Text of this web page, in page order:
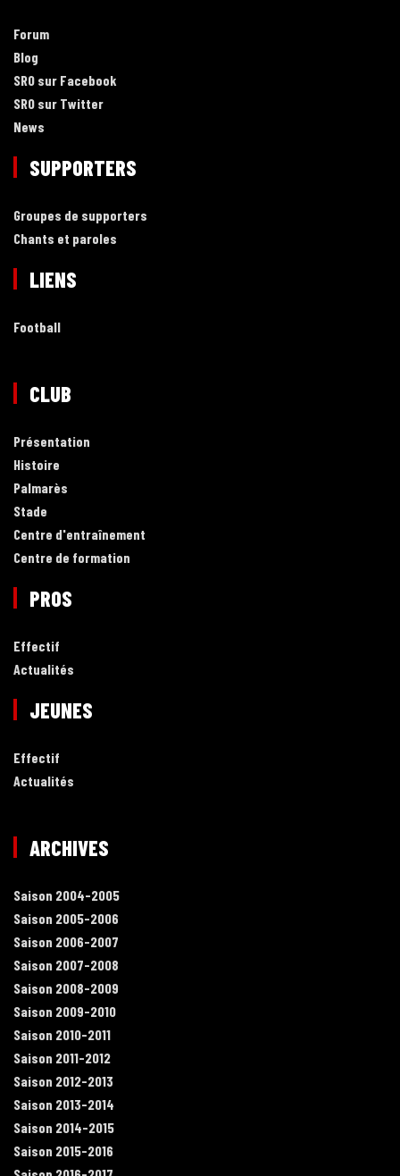
Forum
Blog
SRO sur Facebook
SRO sur Twitter
News
SUPPORTERS
Groupes de supporters
Chants et paroles
LIENS
Football
CLUB
Présentation
Histoire
Palmarès
Stade
Centre d'entraînement
Centre de formation
PROS
Effectif
Actualités
JEUNES
Effectif
Actualités
ARCHIVES
Saison 2004-2005
Saison 2005-2006
Saison 2006-2007
Saison 2007-2008
Saison 2008-2009
Saison 2009-2010
Saison 2010-2011
Saison 2011-2012
Saison 2012-2013
Saison 2013-2014
Saison 2014-2015
Saison 2015-2016